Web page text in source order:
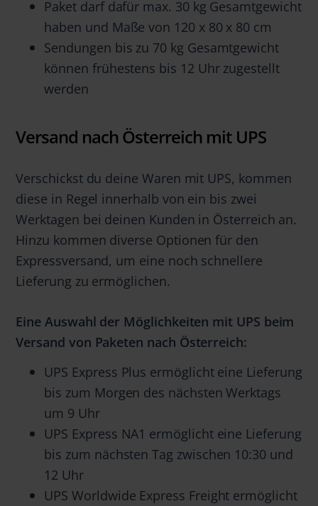
Paket darf dafür max. 30 kg Gesamtgewicht
haben und Maße von 120 x 80 x 80 cm
Sendungen bis zu 70 kg Gesamtgewicht
können frühestens bis 12 Uhr zugestellt
werden
Versand nach Österreich mit UPS
Verschickst du deine Waren mit UPS, kommen
diese in Regel innerhalb von ein bis zwei
Werktagen bei deinen Kunden in Österreich an.
Hinzu kommen diverse Optionen für den
Expressversand, um eine noch schnellere
Lieferung zu ermöglichen.
Eine Auswahl der Möglichkeiten mit UPS beim
Versand von Paketen nach Österreich:
UPS Express Plus ermöglicht eine Lieferung
bis zum Morgen des nächsten Werktags
um 9 Uhr
UPS Express NA1 ermöglicht eine Lieferung
bis zum nächsten Tag zwischen 10:30 und
12 Uhr
UPS Worldwide Express Freight ermöglicht